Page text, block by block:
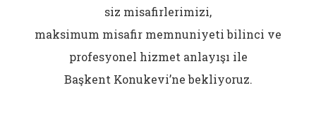
siz misafirlerimizi,
maksimum misafir memnuniyeti bilinci ve
profesyonel hizmet anlayışı ile
Başkent Konukevi’ne bekliyoruz.